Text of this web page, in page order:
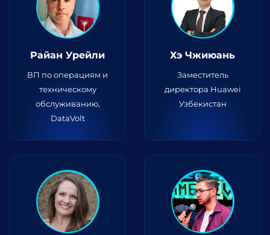
Райан Урейли
ВП по операциям и
техническому
обслуживанию,
DataVolt
Хэ Чжиюань
Заместитель
директора Huawei
Узбекистан